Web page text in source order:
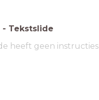
- Tekstslide
heeft geen instructies